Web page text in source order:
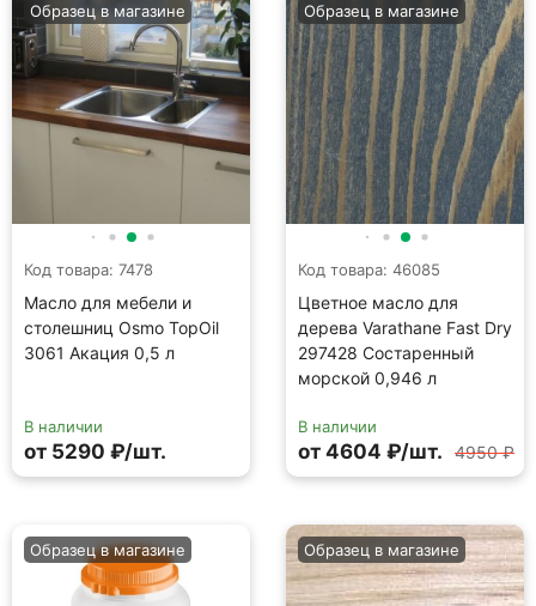
Код товара: 7478
Масло для мебели и
столешниц Osmo TopOil
3061 Акация 0,5 л
Образец в магазине
В наличии
от 5290 ₽/шт.
Код товара: 46085
Цветное масло для
дерева Varathane Fast Dry
297428 Состаренный
морской 0,946 л
Образец в магазине
В наличии
от 4604 ₽/шт. 4950 ₽
Образец в магазине Образец в магазине